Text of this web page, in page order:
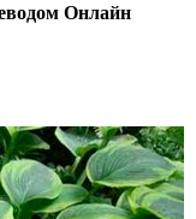
Онлайн